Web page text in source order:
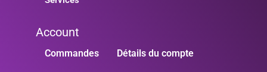
Account
Commandes Détails du compte